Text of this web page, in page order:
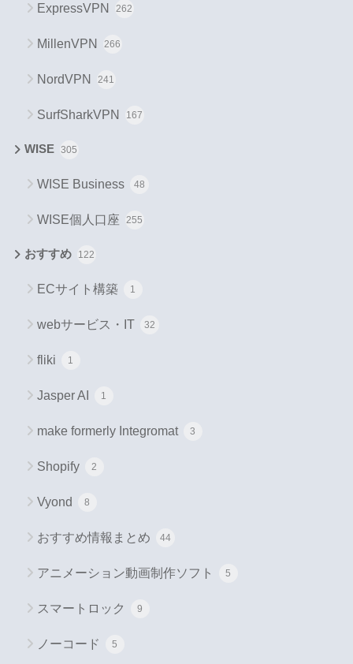
ExpressVPN 262
MillenVPN 266
NordVPN 241
SurfSharkVPN 167
WISE 305
WISE Business 48
WISE個人口座 255
おすすめ 122
ECサイト構築 1
webサービス・IT 32
fliki 1
Jasper AI 1
make formerly Integromat 3
Shopify 2
Vyond 8
おすすめ情報まとめ 44
アニメーション動画制作ソフト 5
スマートロック 9
ノーコード 5